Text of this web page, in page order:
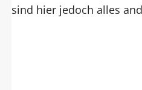
sind hier jedoch alles